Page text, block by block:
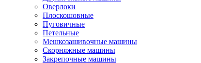
Оверлоки
Плоскошовные
Пуговичные
Петельные
Мешкозашивочные машины
Скорняжные машины
Закрепочные машины